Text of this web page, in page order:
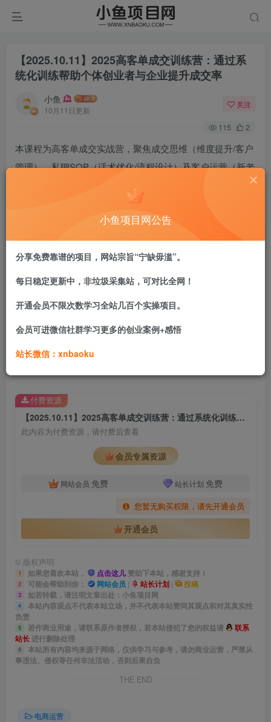
【2025.10.11】2025高客单成交训练营：通过系
统化训练帮助个体创业者与企业提升成交率
小鱼
10月11日更新
关注
115 2
本课程为高客单成交实战营，聚焦成交思维（维度提升/客户
管理）、私聊SOP（话术优化/流程设计）及客户运营（新老
客户转化）三大核心模块，通过系统化训练帮助个体创业者
与企业提升成交率。课程包含日销SOP、客户管理系统等实
战工具，学员可掌握客单价提升300%的技巧（案例显示单月
最高增收50万+）。
成交实战篇成交道，助你全方位拔高维度
日销SOP，轻松搞定私聊，让成交越来越丝滑！
一整套客户管理系统，促进新老客户下单
【2025.10.11】2025高客单成交训练营：通过系统化训练帮助个体创业者与企业提升成交率
此内容为付费资源，请付费后查看
会员专属资源
网站会员 免费 站长计划 免费
您暂无购买权限，请先开通会员
开通会员
付费资源
© 版权声明
1 如果您喜欢本站， 点击这儿赞助下本站，感谢支持！
2 可能会帮助到你： 网站会员 | 站长计划 | 投稿
3 如若转载，请注明文章出处：小鱼项目网
4
本站内容观点不代表本站立场，并不代表本站赞同其观点和对其真实性
负责
5 若作商业用途，请联系原作者授权，若本站侵犯了您的权益请
联系
站长进行删除处理
6
本站所有内容均来源于网络，仅供学习与参考，请勿商业运营，严禁从
事违法、侵权等任何非法活动，否则后果自负
THE END
电商运营
小鱼项目网公告
分享免费靠谱的项目，网站宗旨“宁缺毋滥”。
每日稳定更新中，非垃圾采集站，可对比全网！
开通会员不限次数学习全站几百个实操项目。
会员可进微信社群学习更多的创业案例+感悟
站长微信：xnbaoku